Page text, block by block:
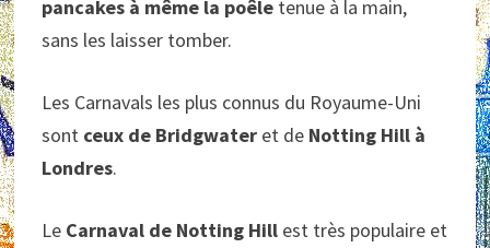
pancakes à même la poêle tenue à la main,
sans les laisser tomber.
Les Carnavals les plus connus du Royaume-Uni
sont ceux de Bridgwater et de Notting Hill à
Londres.
Le Carnaval de Notting Hill est très populaire et